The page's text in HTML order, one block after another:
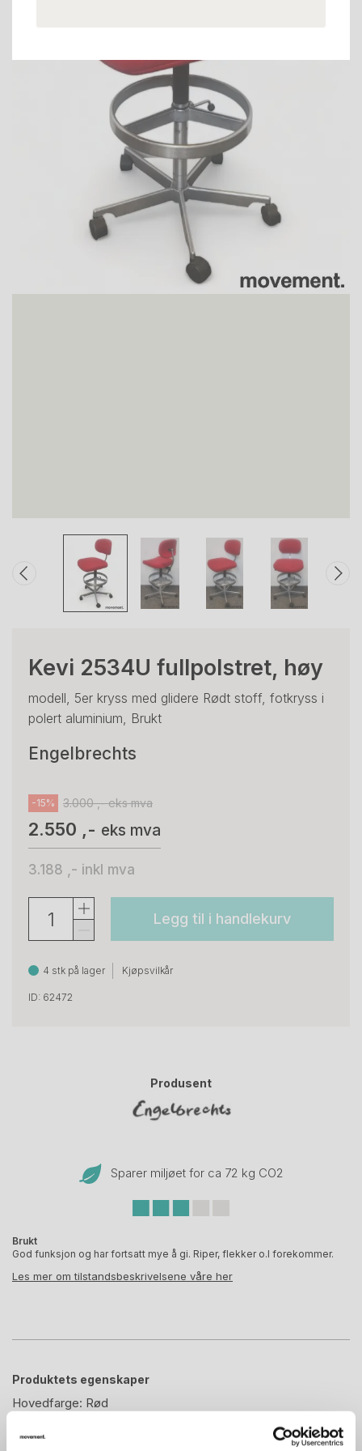
Kevi 2534U fullpolstret, høy
modell, 5er kryss med glidere Rødt stoff, fotkryss i
polert aluminium, Brukt
Engelbrechts
-15% 3.000 ,- eks mva
2.550 ,- eks mva
3.188 ,- inkl mva
Legg til i handlekurv
4 stk på lager Kjøpsvilkår
ID: 62472
Produsent
Sparer miljøet for ca 72 kg CO2
Brukt
God funksjon og har fortsatt mye å gi. Riper, flekker o.l forekommer.
Les mer om tilstandsbeskrivelsene våre her
Produktets egenskaper
Hovedfarge: Rød
Høyde: